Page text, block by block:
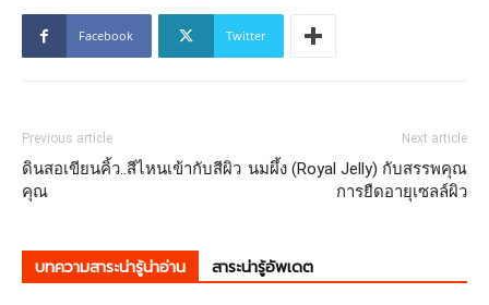
Facebook Twitter
Previous article
ดินสอเขียนคิ้ว..สีไหนเข้ากับสีผิว
คุณ
Next article
นมผึ้ง (Royal Jelly) กับสรรพคุณ
การยืดอายุเซลล์ผิว
บทความสาระน่ารู้น่าอ่าน สาระน่ารู้อัพเดต